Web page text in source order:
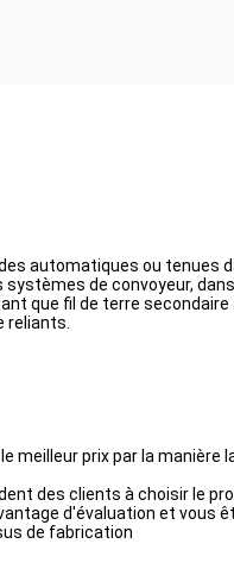
automatiques ou tenues
de convoyeur,
que fil de terre
reliants.
prix par la manière
des clients à choisir le
d'évaluation et vous
de fabrication